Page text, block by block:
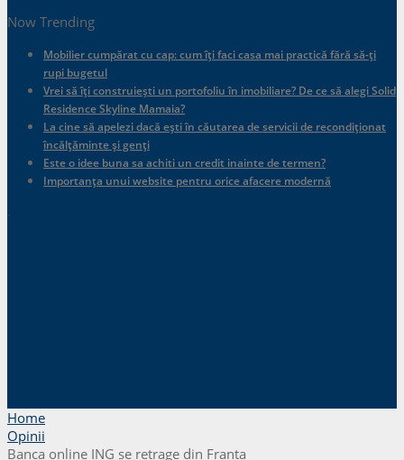
Now Trending
Mobilier cumpărat cu cap: cum îți faci casa mai practică fără să-ți
rupi bugetul
Vrei să îți construiești un portofoliu în imobiliare? De ce să alegi Solid
Residence Skyline Mamaia?
La cine să apelezi dacă ești în căutarea de servicii de recondiționat
încălțăminte și genți
Este o idee buna sa achiti un credit inainte de termen?
Importanța unui website pentru orice afacere modernă
.
Home
Opinii
Banca online ING se retrage din Franta